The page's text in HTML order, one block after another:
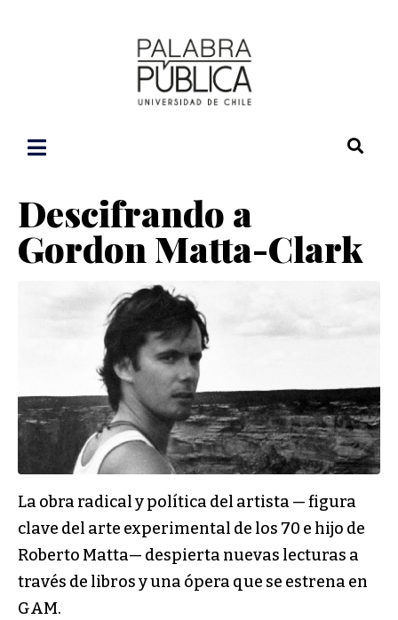
Descifrando a
Gordon Matta-Clark
La obra radical y política del artista — figura
clave del arte experimental de los 70 e hijo de
Roberto Matta— despierta nuevas lecturas a
través de libros y una ópera que se estrena en
GAM.